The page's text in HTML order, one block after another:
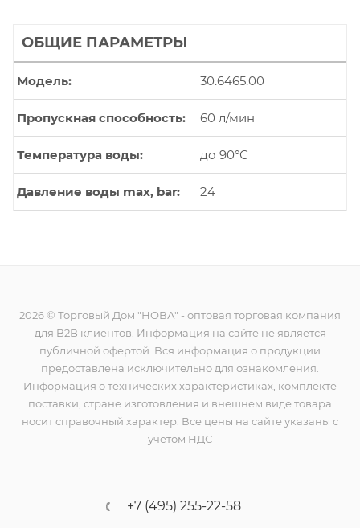
ОБЩИЕ ПАРАМЕТРЫ
Модель 30.6465.00
Пропускная способность 60 л/мин
Температура воды до 90°С
Давление воды max, bar 24
2026 © Торговый Дом "НОВА" - оптовая торговая компания
для B2B клиентов. Информация на сайте не является
публичной офертой. Вся информация о продукции
предоставлена исключительно для ознакомления.
Информация о технических характеристиках, комплекте
поставки, стране изготовления и внешнем виде товара
носит справочный характер. Все цены на сайте указаны с
учётом НДС
+7 (495) 255-22-58